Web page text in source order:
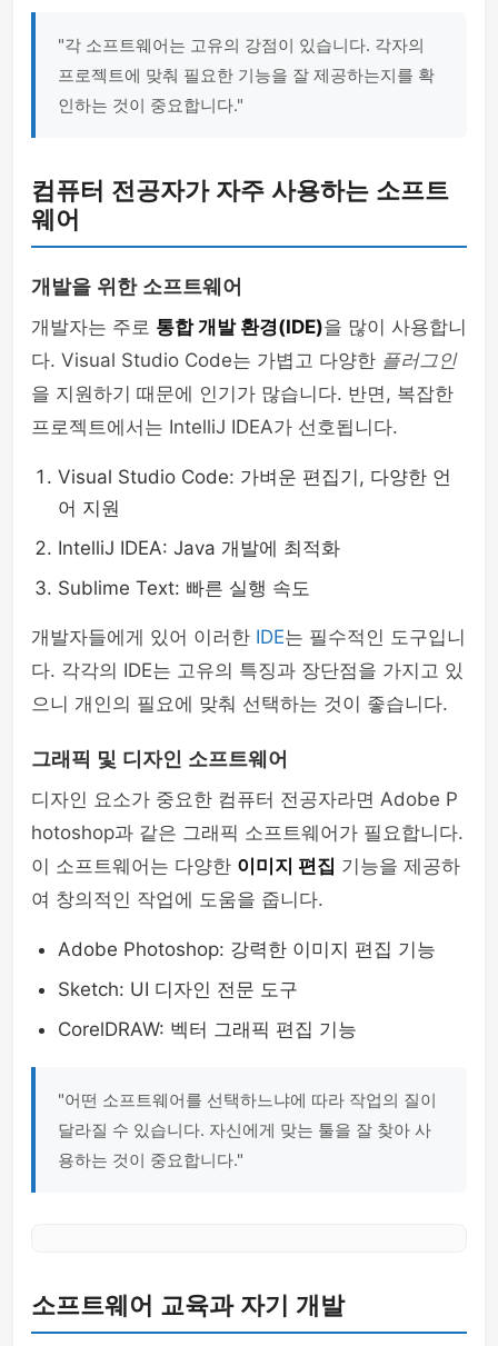
"각 소프트웨어는 고유의 강점이 있습니다. 각자의
프로젝트에 맞춰 필요한 기능을 잘 제공하는지를 확
인하는 것이 중요합니다."
컴퓨터 전공자가 자주 사용하는 소프트
웨어
개발을 위한 소프트웨어
개발자는 주로 통합 개발 환경(IDE)을 많이 사용합니
다. Visual Studio Code는 가볍고 다양한 플러그인
을 지원하기 때문에 인기가 많습니다. 반면, 복잡한
프로젝트에서는 IntelliJ IDEA가 선호됩니다.
Visual Studio Code: 가벼운 편집기, 다양한 언
어 지원
IntelliJ IDEA: Java 개발에 최적화
Sublime Text: 빠른 실행 속도
개발자들에게 있어 이러한 IDE는 필수적인 도구입니
다. 각각의 IDE는 고유의 특징과 장단점을 가지고 있
으니 개인의 필요에 맞춰 선택하는 것이 좋습니다.
그래픽 및 디자인 소프트웨어
디자인 요소가 중요한 컴퓨터 전공자라면 Adobe P
hotoshop과 같은 그래픽 소프트웨어가 필요합니다.
이 소프트웨어는 다양한 이미지 편집 기능을 제공하
여 창의적인 작업에 도움을 줍니다.
Adobe Photoshop: 강력한 이미지 편집 기능
Sketch: UI 디자인 전문 도구
CorelDRAW: 벡터 그래픽 편집 기능
"어떤 소프트웨어를 선택하느냐에 따라 작업의 질이
달라질 수 있습니다. 자신에게 맞는 툴을 잘 찾아 사
용하는 것이 중요합니다."
소프트웨어 교육과 자기 개발